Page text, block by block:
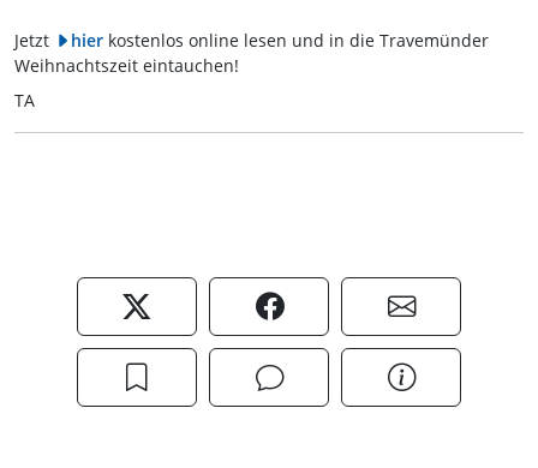
Jetzt hier kostenlos online lesen und in die Travemünder
Weihnachtszeit eintauchen!
TA